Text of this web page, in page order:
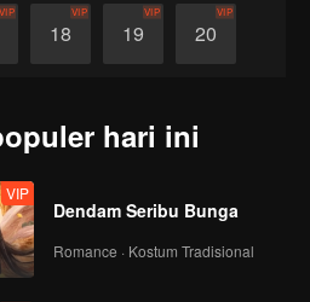
VIP
18
VIP
19
VIP
20
VIP
hari ini
VIP
Dendam Seribu Bunga
Romance · Kostum Tradisional